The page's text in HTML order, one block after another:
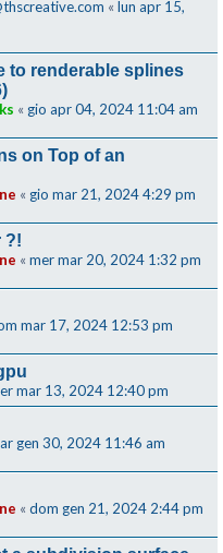
« lun apr 15,
to renderable splines
« gio apr 04, 2024 11:04 am
on Top of an
« gio mar 21, 2024 4:29 pm
?!
« mer mar 20, 2024 1:32 pm
mar 17, 2024 12:53 pm
mar 13, 2024 12:40 pm
gen 30, 2024 11:46 am
« dom gen 21, 2024 2:44 pm